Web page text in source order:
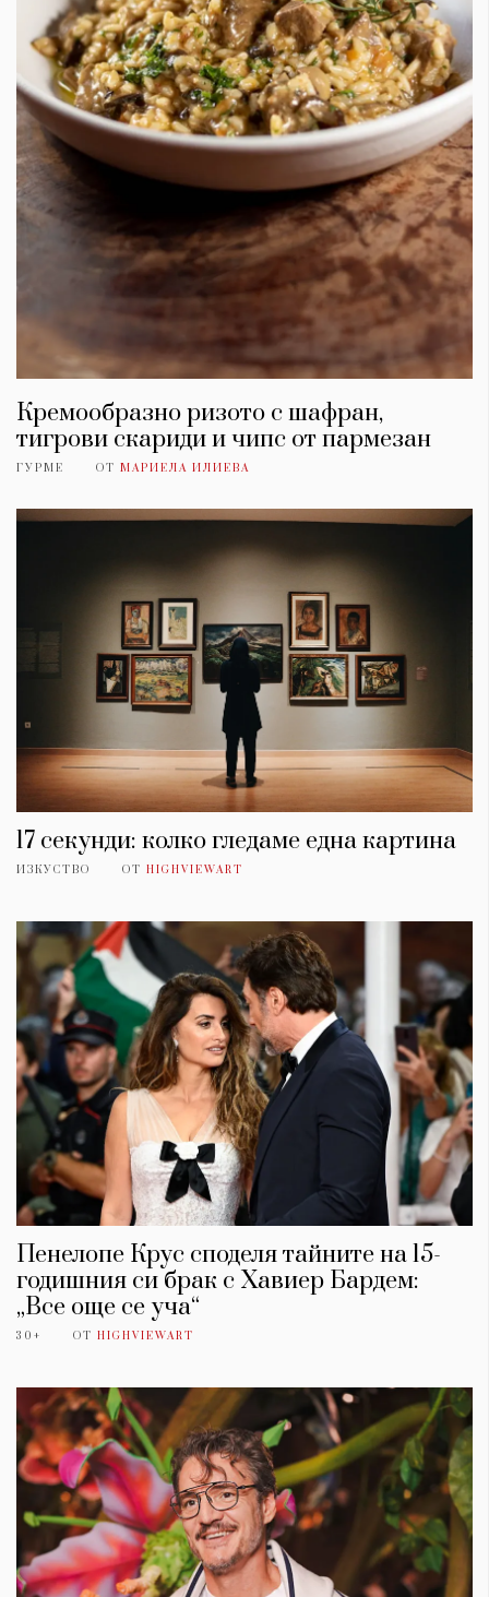
Кремообразно ризото с шафран,
тигрови скариди и чипс от пармезан
ГУРМЕ ОТ МАРИЕЛА ИЛИЕВА
17 секунди: колко гледаме една картина
ИЗКУСТВО ОТ HIGHVIEWART
Пенелопе Крус споделя тайните на 15-
годишния си брак с Хавиер Бардем:
„Все още се уча“
30+ ОТ HIGHVIEWART